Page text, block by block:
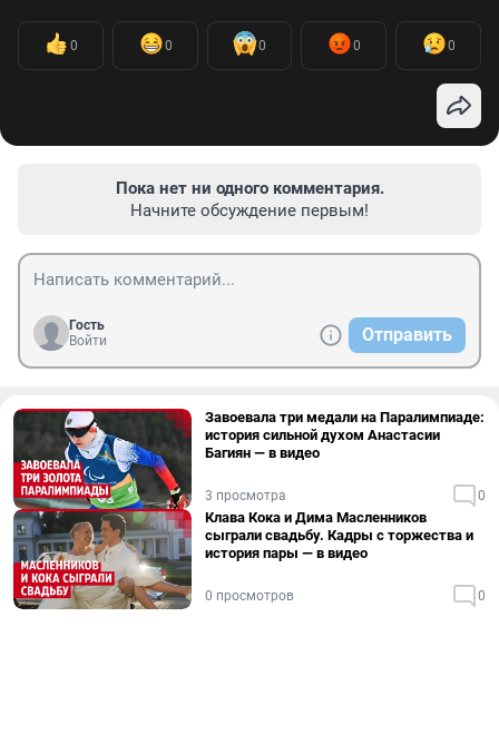
0 0 0 0 0
Пока нет ни одного комментария.
Начните обсуждение первым!
Гость
Войти
Отправить
Завоевала три медали на Паралимпиаде:
история сильной духом Анастасии
Багиян — в видео
3 просмотра 0
Клава Кока и Дима Масленников
сыграли свадьбу. Кадры с торжества и
история пары — в видео
0 просмотров 0